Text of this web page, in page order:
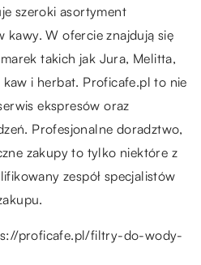
szeroki asortyment
kawy. W ofercie znajdują się
takich jak Jura, Melitta,
i herbat. Proficafe.pl to nie
ekspresów oraz
Profesjonalne doradztwo,
zakupy to tylko niektóre z
zespół specjalistów
proficafe.pl/filtry-do-wody-